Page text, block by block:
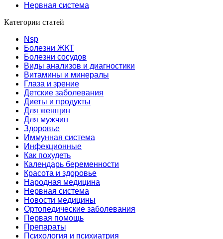
Нервная система
Категории статей
Nsp
Болезни ЖКТ
Болезни сосудов
Виды анализов и диагностики
Витамины и минералы
Глаза и зрение
Детские заболевания
Диеты и продукты
Для женщин
Для мужчин
Здоровье
Иммунная система
Инфекционные
Как похудеть
Календарь беременности
Красота и здоровье
Народная медицина
Нервная система
Новости медицины
Ортопедические заболевания
Первая помощь
Препараты
Психология и психиатрия